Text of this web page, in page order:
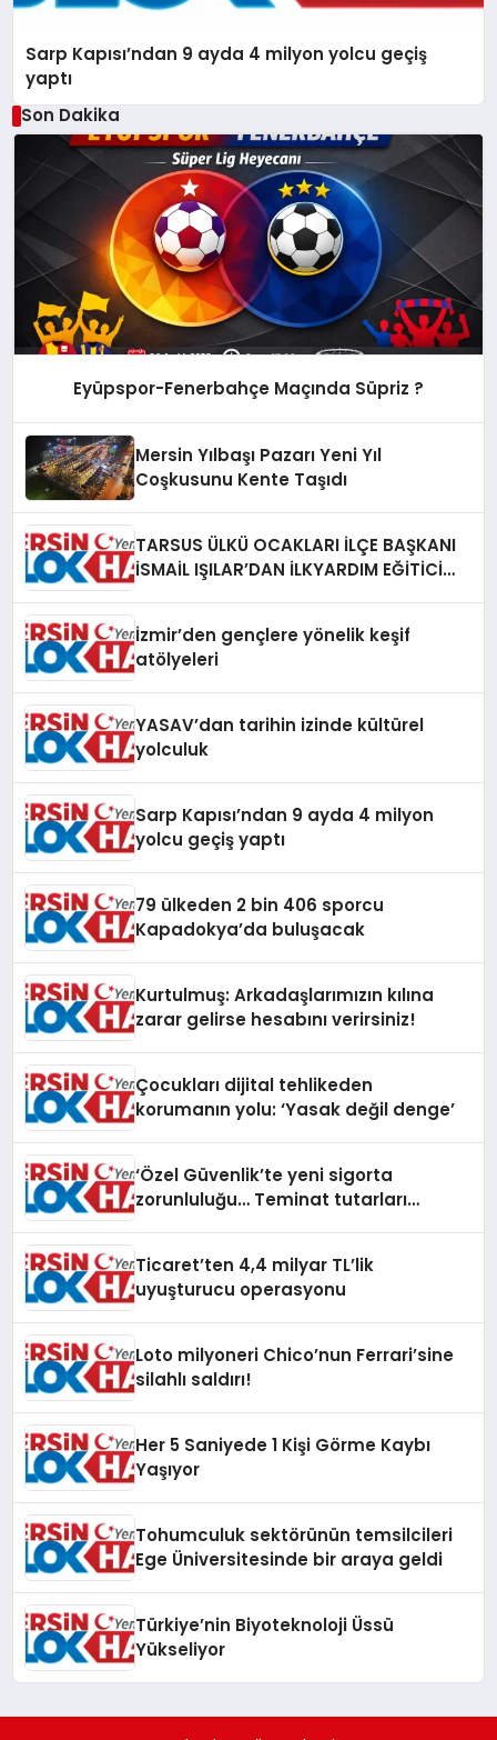
Sarp Kapısı’ndan 9 ayda 4 milyon yolcu geçiş
yaptı
Son Dakika
Eyüpspor-Fenerbahçe Maçında Süpriz ?
Mersin Yılbaşı Pazarı Yeni Yıl
Coşkusunu Kente Taşıdı
TARSUS ÜLKÜ OCAKLARI İLÇE BAŞKANI
İSMAİL IŞILAR’DAN İLKYARDIM EĞİTİCİ
İzmir’den gençlere yönelik keşif
atölyeleri
YASAV’dan tarihin izinde kültürel
yolculuk
Sarp Kapısı’ndan 9 ayda 4 milyon
yolcu geçiş yaptı
79 ülkeden 2 bin 406 sporcu
Kapadokya’da buluşacak
Kurtulmuş: Arkadaşlarımızın kılına
zarar gelirse hesabını verirsiniz!
Çocukları dijital tehlikeden
korumanın yolu: ‘Yasak değil denge’
‘Özel Güvenlik’te yeni sigorta
zorunluluğu… Teminat tutarları
Ticaret’ten 4,4 milyar TL’lik
uyuşturucu operasyonu
Loto milyoneri Chico’nun Ferrari’sine
silahlı saldırı!
Her 5 Saniyede 1 Kişi Görme Kaybı
Yaşıyor
Tohumculuk sektörünün temsilcileri
Ege Üniversitesinde bir araya geldi
Türkiye’nin Biyoteknoloji Üssü
Yükseliyor